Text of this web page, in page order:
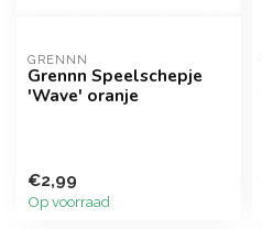
GRENNN
Grennn Speelschepje
'Wave' oranje
€2,99
Op voorraad